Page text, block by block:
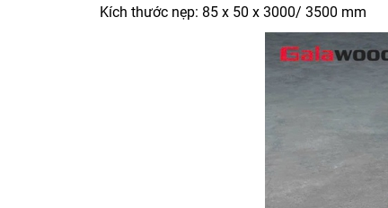
Kích thước nẹp: 85 x 50 x 3000/ 3500 mm